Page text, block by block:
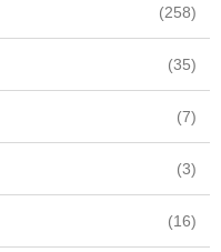
(258)
(35)
(7)
(3)
(16)